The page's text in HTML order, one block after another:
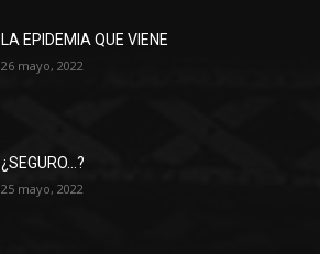
LA EPIDEMIA QUE VIENE
26 mayo, 2022
¿SEGURO…?
25 mayo, 2022